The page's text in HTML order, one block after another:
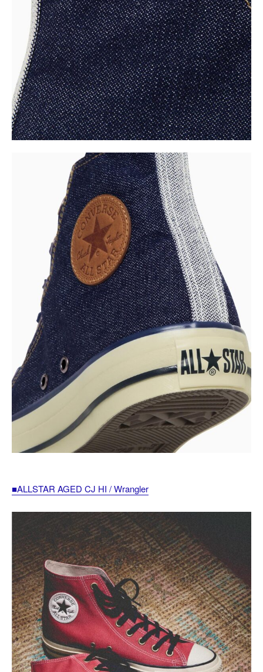
■ALLSTAR AGED CJ HI / Wrangler